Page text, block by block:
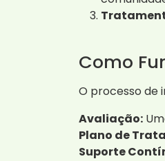
Como
O processo de
Avaliação:
Plano de
Suporte